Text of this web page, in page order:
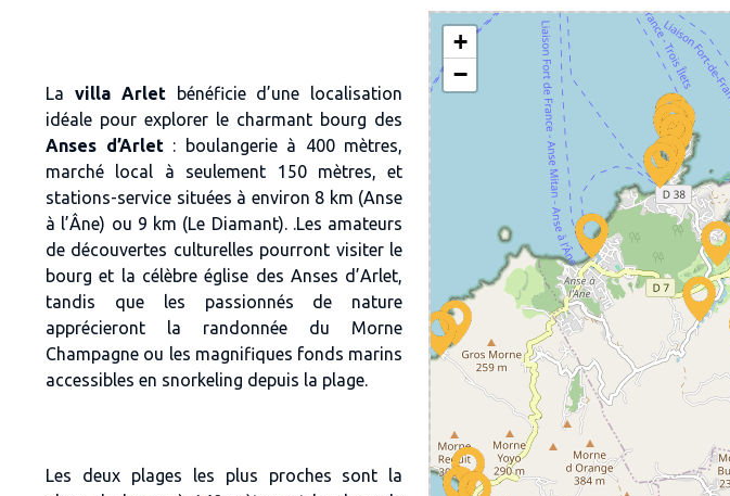
La villa Arlet bénéficie d’une localisation
idéale pour explorer le charmant bourg des
Anses d’Arlet : boulangerie à 400 mètres,
marché local à seulement 150 mètres, et
stations-service situées à environ 8 km (Anse
à l’Âne) ou 9 km (Le Diamant). .Les amateurs
de découvertes culturelles pourront visiter le
bourg et la célèbre église des Anses d’Arlet,
tandis que les passionnés de nature
apprécieront la randonnée du Morne
Champagne ou les magnifiques fonds marins
accessibles en snorkeling depuis la plage.
Les deux plages les plus proches sont la
+
−